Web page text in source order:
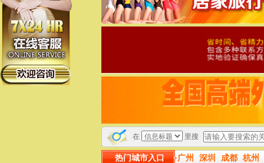
在 里搜
热门城市入口 广州 深圳 成都 杭州